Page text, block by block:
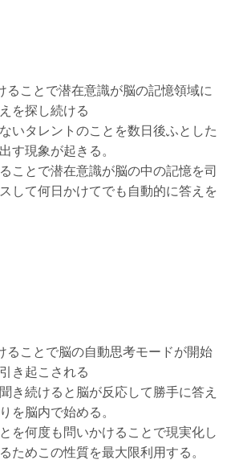
ることで潜在意識が脳の記憶領域に
を探し続ける
いタレントのことを数日後ふとした
す現象が起きる。
ことで潜在意識が脳の中の記憶を司
して何日かけてでも自動的に答えを
ることで脳の自動思考モードが開始
き起こされる
き続けると脳が反応して勝手に答え
を脳内で始める。
を何度も問いかけることで現実化し
ためこの性質を最大限利用する。